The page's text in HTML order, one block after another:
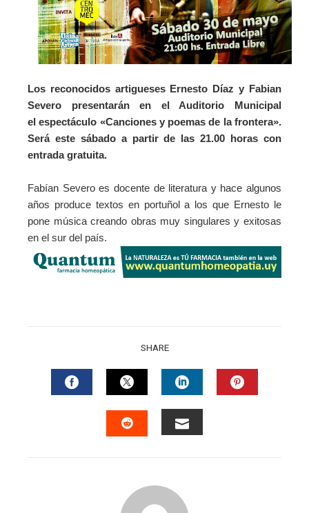
Los reconocidos artigueses Ernesto Díaz y Fabian
Severo presentarán en el Auditorio Municipal
el espectáculo «Canciones y poemas de la frontera».
Será este sábado a partir de las 21.00 horas con
entrada gratuita.
Fabían Severo es docente de literatura y hace algunos
años produce textos en portuñol a los que Ernesto le
pone música creando obras muy singulares y exitosas
en el sur del país.
SHARE
FACEBOOKTWITTERLINKEDIN